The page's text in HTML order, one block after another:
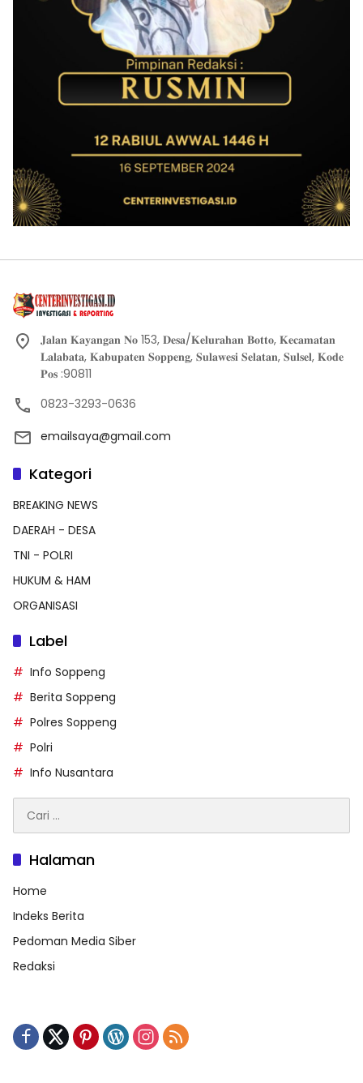
𝐉𝐚𝐥𝐚𝐧 𝐊𝐚𝐲𝐚𝐧𝐠𝐚𝐧 𝐍𝐨 153, 𝐃𝐞𝐬𝐚/𝐊𝐞𝐥𝐮𝐫𝐚𝐡𝐚𝐧 𝐁𝐨𝐭𝐭𝐨, 𝐊𝐞𝐜𝐚𝐦𝐚𝐭𝐚𝐧
𝐋𝐚𝐥𝐚𝐛𝐚𝐭𝐚, 𝐊𝐚𝐛𝐮𝐩𝐚𝐭𝐞𝐧 𝐒𝐨𝐩𝐩𝐞𝐧𝐠, 𝐒𝐮𝐥𝐚𝐰𝐞𝐬𝐢 𝐒𝐞𝐥𝐚𝐭𝐚𝐧, 𝐒𝐮𝐥𝐬𝐞𝐥, 𝐊𝐨𝐝𝐞
𝐏𝐨𝐬 :90811
0823-3293-0636
emailsaya@gmail.com
Kategori
BREAKING NEWS
DAERAH - DESA
TNI - POLRI
HUKUM & HAM
ORGANISASI
Label
Info Soppeng
Berita Soppeng
Polres Soppeng
Polri
Info Nusantara
untuk:
Halaman
Home
Indeks Berita
Pedoman Media Siber
Redaksi